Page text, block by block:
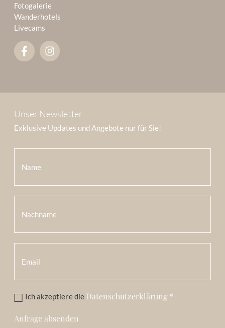
Fotogalerie
Wanderhotels
Livecams
Unser Newsletter
Exklusive Updates und Angebote nur für Sie!
Ich akzeptiere die Datenschutzerklärung *
Anfrage absenden